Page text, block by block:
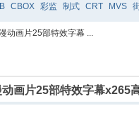
CBOX 彩监 制式 CRT MVS
动画片25部特效字幕 ...
画片25部特效字幕x265